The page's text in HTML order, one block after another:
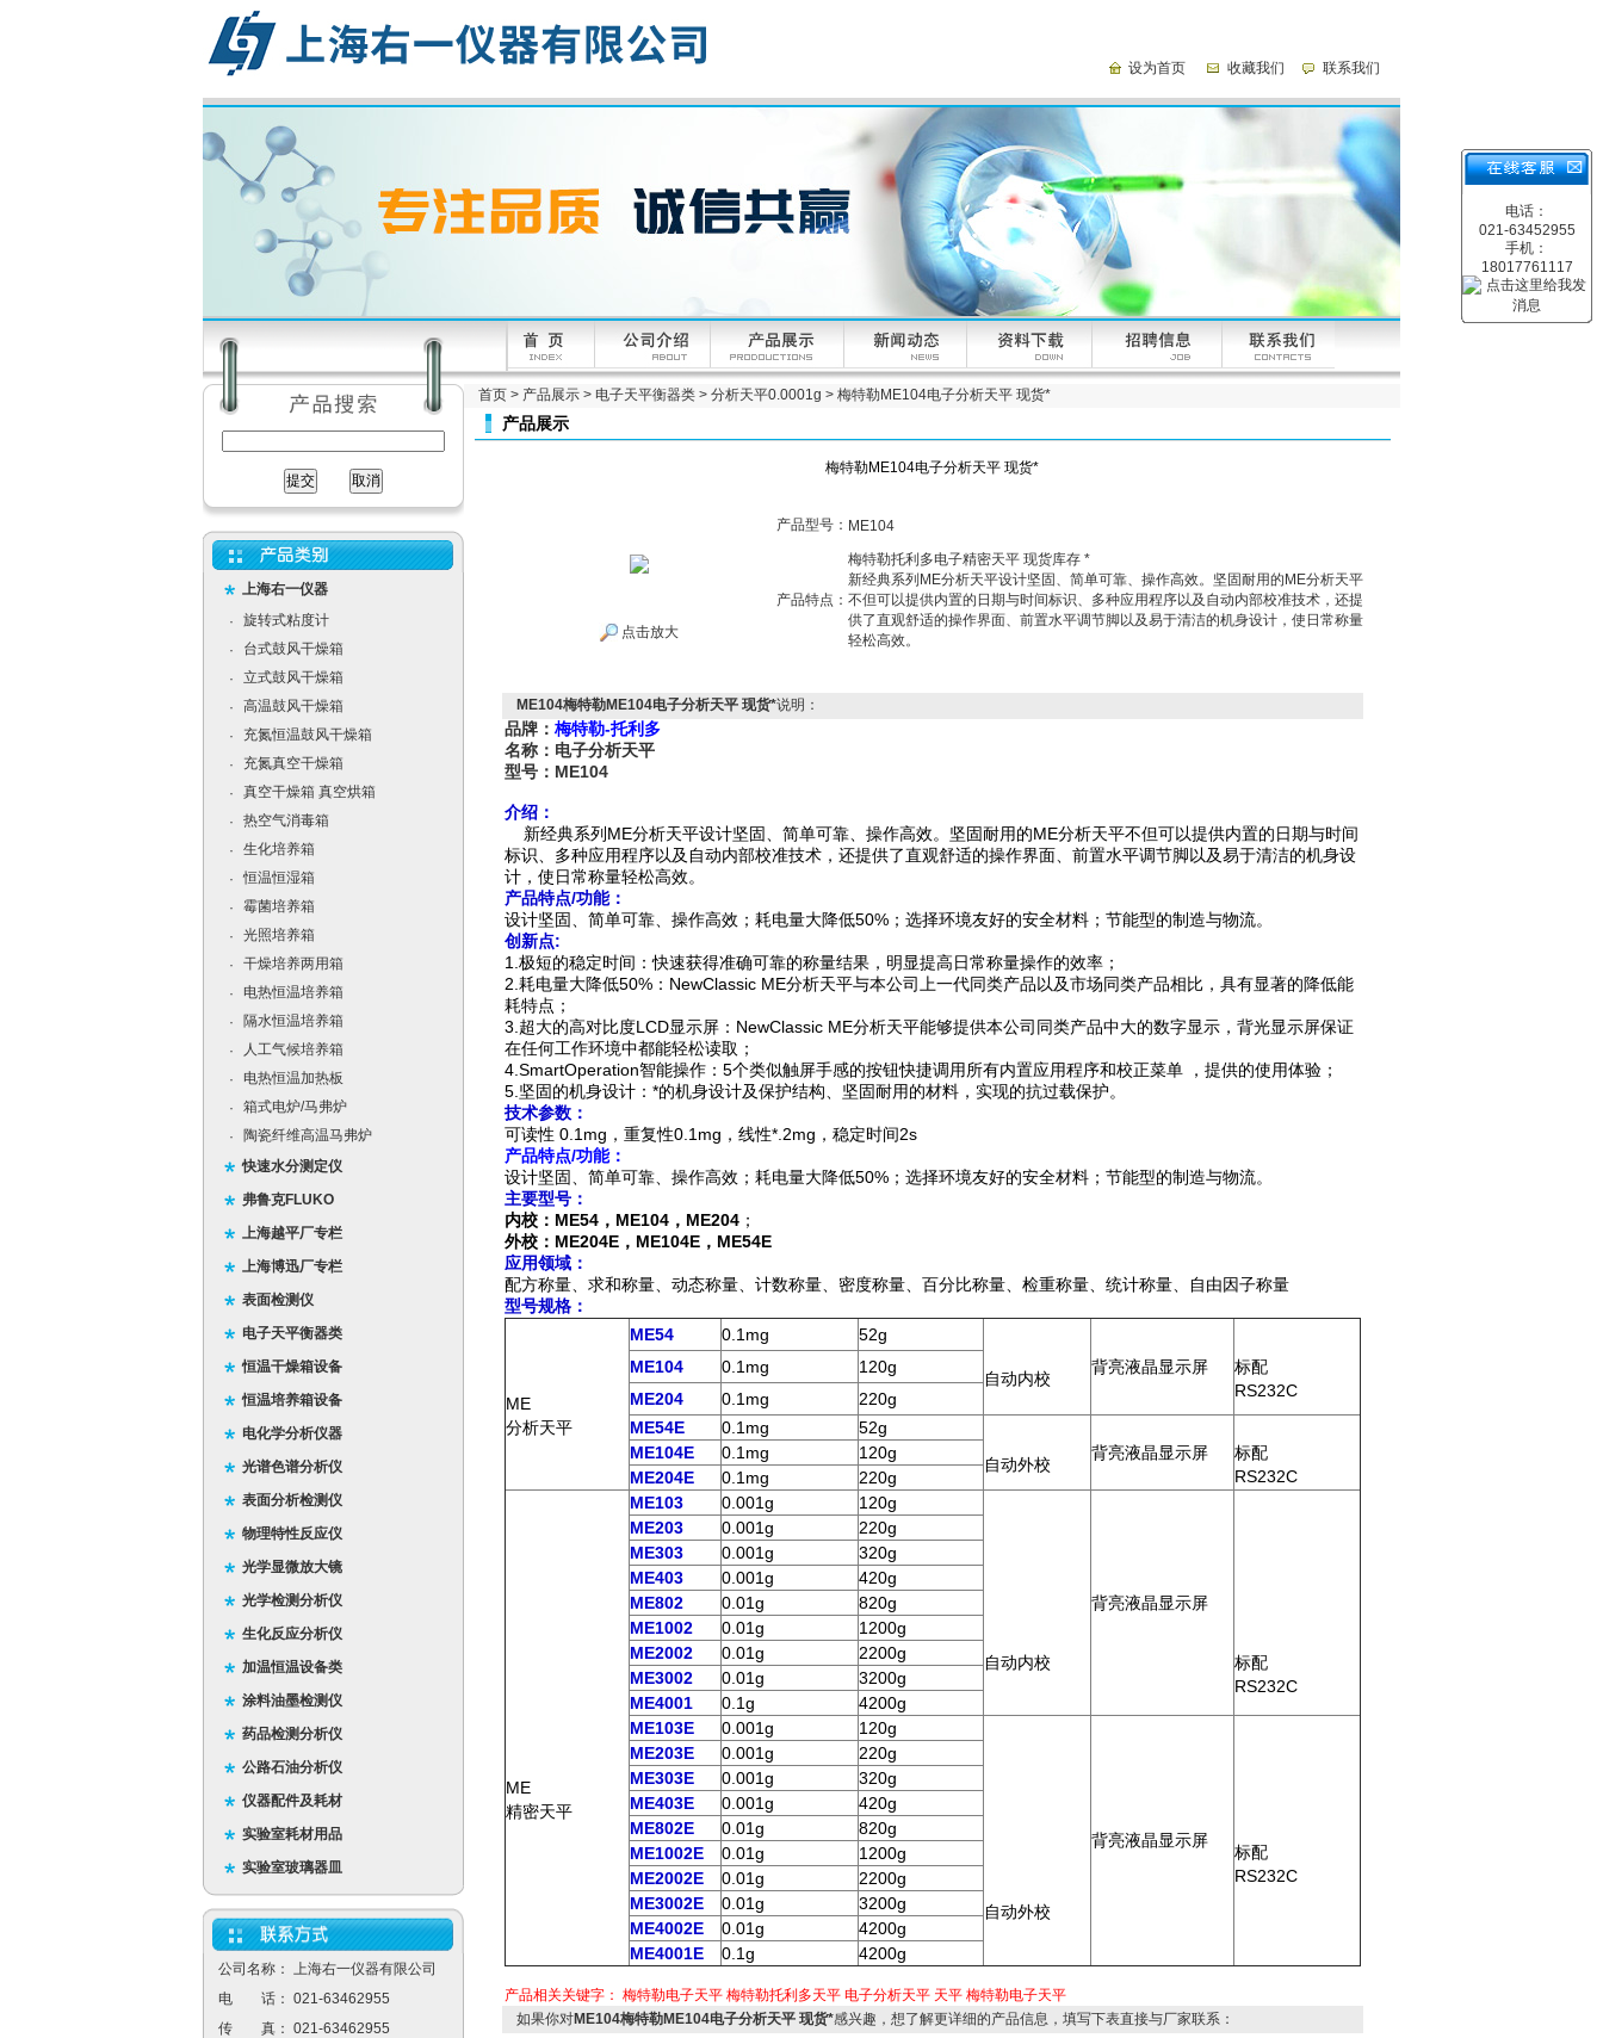
设为首页 收藏我们 联系我们
电话：
021-63452955
手机：
18017761117
上海右一仪器
·
旋转式粘度计
·
台式鼓风干燥箱
·
立式鼓风干燥箱
·
高温鼓风干燥箱
·
充氮恒温鼓风干燥箱
·
充氮真空干燥箱
·
真空干燥箱 真空烘箱
·
热空气消毒箱
·
生化培养箱
·
恒温恒湿箱
·
霉菌培养箱
·
光照培养箱
·
干燥培养两用箱
·
电热恒温培养箱
·
隔水恒温培养箱
·
人工气候培养箱
·
电热恒温加热板
·
箱式电炉/马弗炉
·
陶瓷纤维高温马弗炉
快速水分测定仪
弗鲁克FLUKO
上海越平厂专栏
上海博迅厂专栏
表面检测仪
电子天平衡器类
恒温干燥箱设备
恒温培养箱设备
电化学分析仪器
光谱色谱分析仪
表面分析检测仪
物理特性反应仪
光学显微放大镜
光学检测分析仪
生化反应分析仪
加温恒温设备类
涂料油墨检测仪
药品检测分析仪
公路石油分析仪
仪器配件及耗材
实验室耗材用品
实验室玻璃器皿
公司名称： 上海右一仪器有限公司
电 话： 021-63462955
传 真： 021-63462955
首页 > 产品展示 > 电子天平衡器类 > 分析天平0.0001g > 梅特勒ME104电子分析天平 现货*
产品展示
梅特勒ME104电子分析天平 现货*
点击放大
产品型号： ME104
产品特点：
梅特勒托利多电子精密天平 现货库存 *
新经典系列ME分析天平设计坚固、简单可靠、操作高效。坚固耐用的ME分析天平
不但可以提供内置的日期与时间标识、多种应用程序以及自动内部校准技术，还提
供了直观舒适的操作界面、前置水平调节脚以及易于清洁的机身设计，使日常称量
轻松高效。
ME104梅特勒ME104电子分析天平 现货*说明：
品牌： 梅特勒-托利多
名称：电子分析天平
型号：ME104
介绍：
新经典系列ME分析天平设计坚固、简单可靠、操作高效。坚固耐用的ME分析天平不但可以提供内置的日期与时间
标识、多种应用程序以及自动内部校准技术，还提供了直观舒适的操作界面、前置水平调节脚以及易于清洁的机身设
计，使日常称量轻松高效。
产品特点/功能：
设计坚固、简单可靠、操作高效；耗电量大降低50%；选择环境友好的安全材料；节能型的制造与物流。
创新点:
1.极短的稳定时间：快速获得准确可靠的称量结果，明显提高日常称量操作的效率；
2.耗电量大降低50%：NewClassic ME分析天平与本公司上一代同类产品以及市场同类产品相比，具有显著的降低能
耗特点；
3.超大的高对比度LCD显示屏：NewClassic ME分析天平能够提供本公司同类产品中大的数字显示，背光显示屏保证
在任何工作环境中都能轻松读取；
4.SmartOperation智能操作：5个类似触屏手感的按钮快捷调用所有内置应用程序和校正菜单 ，提供的使用体验；
5.坚固的机身设计：*的机身设计及保护结构、坚固耐用的材料，实现的抗过载保护。
技术参数：
可读性 0.1mg，重复性0.1mg，线性*.2mg，稳定时间2s
产品特点/功能：
设计坚固、简单可靠、操作高效；耗电量大降低50%；选择环境友好的安全材料；节能型的制造与物流。
主要型号：
内校： ME54， ME104， ME204；
外校：ME204E， ME104E， ME54E
应用领域：
配方称量、求和称量、动态称量、计数称量、密度称量、百分比称量、检重称量、统计称量、自由因子称量
型号规格：
ME
分析天平
ME54 0.1mg 52g
自动内校
背亮液晶显示屏
标配
RS232C
ME104 0.1mg
120g
ME204
0.1mg
220g
ME54E
0.1mg
52g
自动外校
背亮液晶显示屏
标配
RS232C
ME104E 0.1mg
120g
ME204E
0.1mg 220g
ME
精密天平
ME103 0.001g 120g
自动内校
背亮液晶显示屏
标配
RS232C
ME203 0.001g
220g
ME303
0.001g
320g
ME403
0.001g
420g
ME802
0.01g
820g
ME1002
0.01g
1200g
ME2002
0.01g
2200g
ME3002
0.01g
3200g
ME4001
0.1g
4200g
ME103E
0.001g 120g
自动外校
背亮液晶显示屏
标配
RS232C
ME203E 0.001g
220g
ME303E
0.001g
320g
ME403E
0.001g
420g
ME802E
0.01g
820g
ME1002E
0.01g
1200g
ME2002E
0.01g
2200g
ME3002E
0.01g
3200g
ME4002E
0.01g
4200g
ME4001E
0.1g 4200g
产品相关关键字： 梅特勒电子天平 梅特勒托利多天平 电子分析天平 天平 梅特勒电子天平
如果你对ME104梅特勒ME104电子分析天平 现货*感兴趣，想了解更详细的产品信息，填写下表直接与厂家联系：